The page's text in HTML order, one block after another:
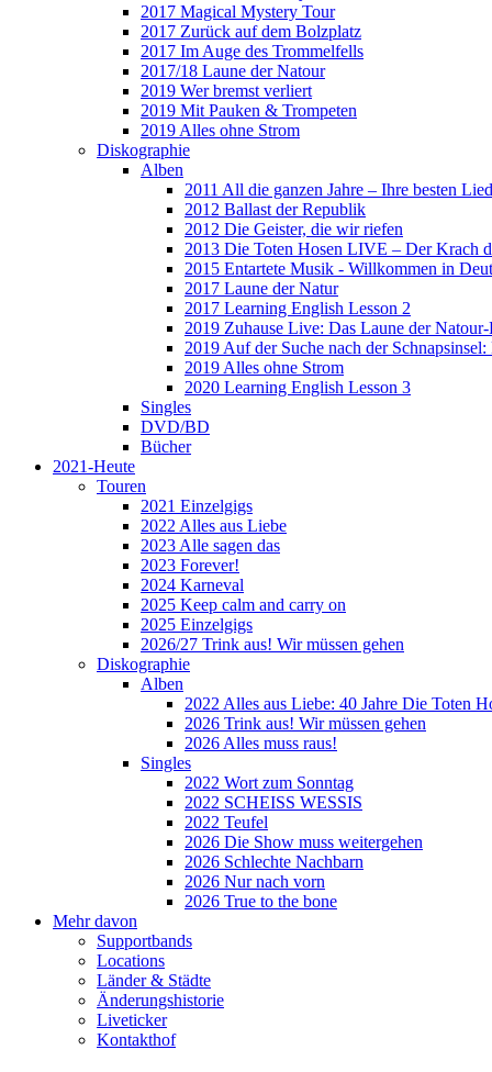
2017 Magical Mystery Tour
2017 Zurück auf dem Bolzplatz
2017 Im Auge des Trommelfells
2017/18 Laune der Natour
2019 Wer bremst verliert
2019 Mit Pauken & Trompeten
2019 Alles ohne Strom
Diskographie
Alben
2011 All die ganzen Jahre – Ihre besten
2012 Ballast der Republik
2012 Die Geister, die wir riefen
2013 Die Toten Hosen LIVE – Der Krach
2015 Entartete Musik - Willkommen in
2017 Laune der Natur
2017 Learning English Lesson 2
2019 Zuhause Live: Das Laune der
2019 Auf der Suche nach der
2019 Alles ohne Strom
2020 Learning English Lesson 3
Singles
DVD/BD
Bücher
2021-Heute
Touren
2021 Einzelgigs
2022 Alles aus Liebe
2023 Alle sagen das
2023 Forever!
2024 Karneval
2025 Keep calm and carry on
2025 Einzelgigs
2026/27 Trink aus! Wir müssen gehen
Diskographie
Alben
2022 Alles aus Liebe: 40 Jahre Die Toten
2026 Trink aus! Wir müssen gehen
2026 Alles muss raus!
Singles
2022 Wort zum Sonntag
2022 SCHEISS WESSIS
2022 Teufel
2026 Die Show muss weitergehen
2026 Schlechte Nachbarn
2026 Nur nach vorn
2026 True to the bone
Mehr davon
Supportbands
Locations
Länder & Städte
Änderungshistorie
Liveticker
Kontakthof